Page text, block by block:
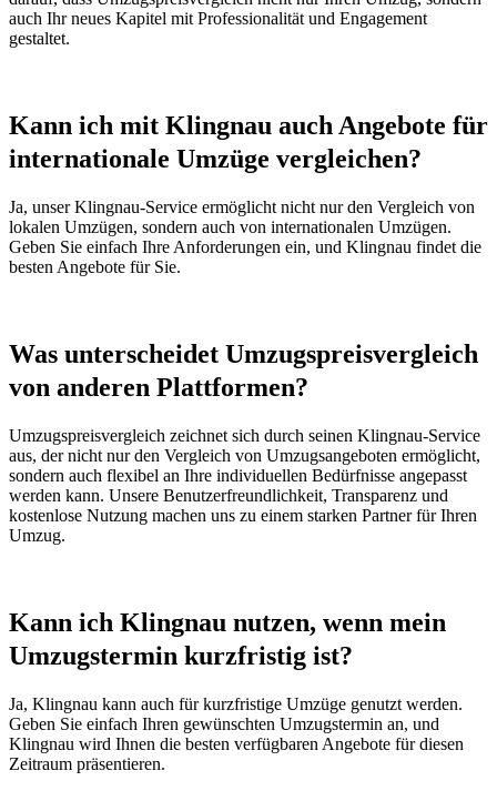
auch Ihr neues Kapitel mit Professionalität und Engagement
gestaltet.
Kann ich mit Klingnau auch Angebote für
internationale Umzüge vergleichen?
Ja, unser Klingnau-Service ermöglicht nicht nur den Vergleich von
lokalen Umzügen, sondern auch von internationalen Umzügen.
Geben Sie einfach Ihre Anforderungen ein, und Klingnau findet die
besten Angebote für Sie.
Was unterscheidet Umzugspreisvergleich
von anderen Plattformen?
Umzugspreisvergleich zeichnet sich durch seinen Klingnau-Service
aus, der nicht nur den Vergleich von Umzugsangeboten ermöglicht,
sondern auch flexibel an Ihre individuellen Bedürfnisse angepasst
werden kann. Unsere Benutzerfreundlichkeit, Transparenz und
kostenlose Nutzung machen uns zu einem starken Partner für Ihren
Umzug.
Kann ich Klingnau nutzen, wenn mein
Umzugstermin kurzfristig ist?
Ja, Klingnau kann auch für kurzfristige Umzüge genutzt werden.
Geben Sie einfach Ihren gewünschten Umzugstermin an, und
Klingnau wird Ihnen die besten verfügbaren Angebote für diesen
Zeitraum präsentieren.